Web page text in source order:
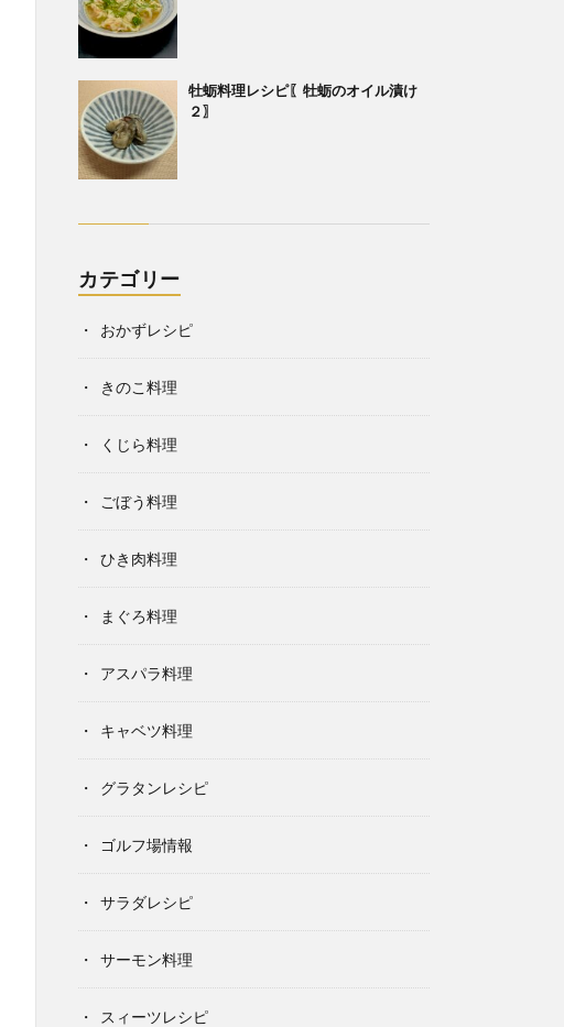
牡蛎料理レシピ〖牡蛎のオイル漬け
２〗
カテゴリー
おかずレシピ
きのこ料理
くじら料理
ごぼう料理
ひき肉料理
まぐろ料理
アスパラ料理
キャベツ料理
グラタンレシピ
ゴルフ場情報
サラダレシピ
サーモン料理
スィーツレシピ